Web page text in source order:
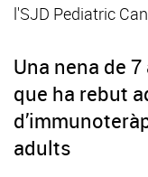
l'SJD Pediatric
Una nena de
que ha rebut
adults